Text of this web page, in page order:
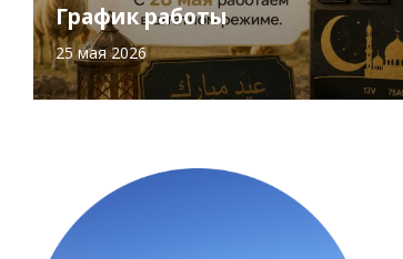
График работы
25 мая 2026